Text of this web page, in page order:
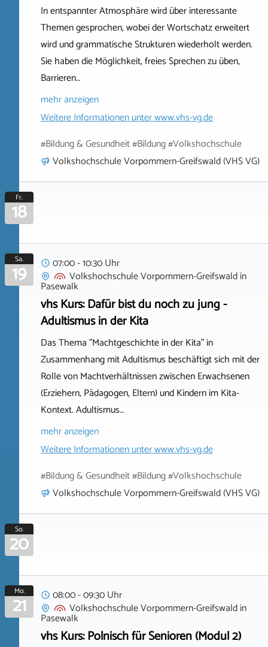
In entspannter Atmosphäre wird über interessante
Themen gesprochen, wobei der Wortschatz erweitert
wird und grammatische Strukturen wiederholt werden.
Sie haben die Möglichkeit, freies Sprechen zu üben,
Barrieren…
mehr anzeigen
Weitere Informationen unterwww.vhs-vg.de
#Bildung & Gesundheit #Bildung #Volkshochschule
Volkshochschule Vorpommern-Greifswald (VHS VG)
Fr.
18
Sa.
19
07:00 - 10:30 Uhr
Volkshochschule Vorpommern-Greifswaldin
Pasewalk
vhs Kurs: Dafür bist du noch zu jung -
Adultismus in der Kita
Das Thema "Machtgeschichte in der Kita" in
Zusammenhang mit Adultismus beschäftigt sich mit der
Rolle von Machtverhältnissen zwischen Erwachsenen
(Erziehern, Pädagogen, Eltern) und Kindern im Kita-
Kontext. Adultismus…
mehr anzeigen
Weitere Informationen unterwww.vhs-vg.de
#Bildung & Gesundheit #Bildung #Volkshochschule
Volkshochschule Vorpommern-Greifswald (VHS VG)
So.
20
Mo.
21
08:00 - 09:30 Uhr
Volkshochschule Vorpommern-Greifswaldin
Pasewalk
vhs Kurs: Polnisch für Senioren (Modul 2)